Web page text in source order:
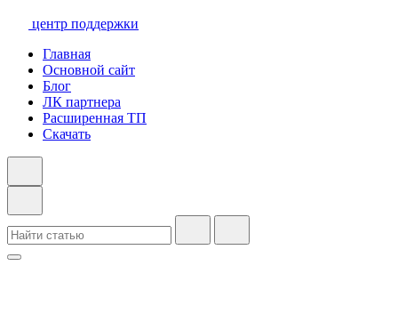
центр поддержки
Главная
Основной сайт
Блог
ЛК партнера
Расширенная ТП
Скачать